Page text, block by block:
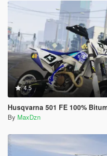
4.5
Husqvarna 501 FE 100%
By MaxDzn